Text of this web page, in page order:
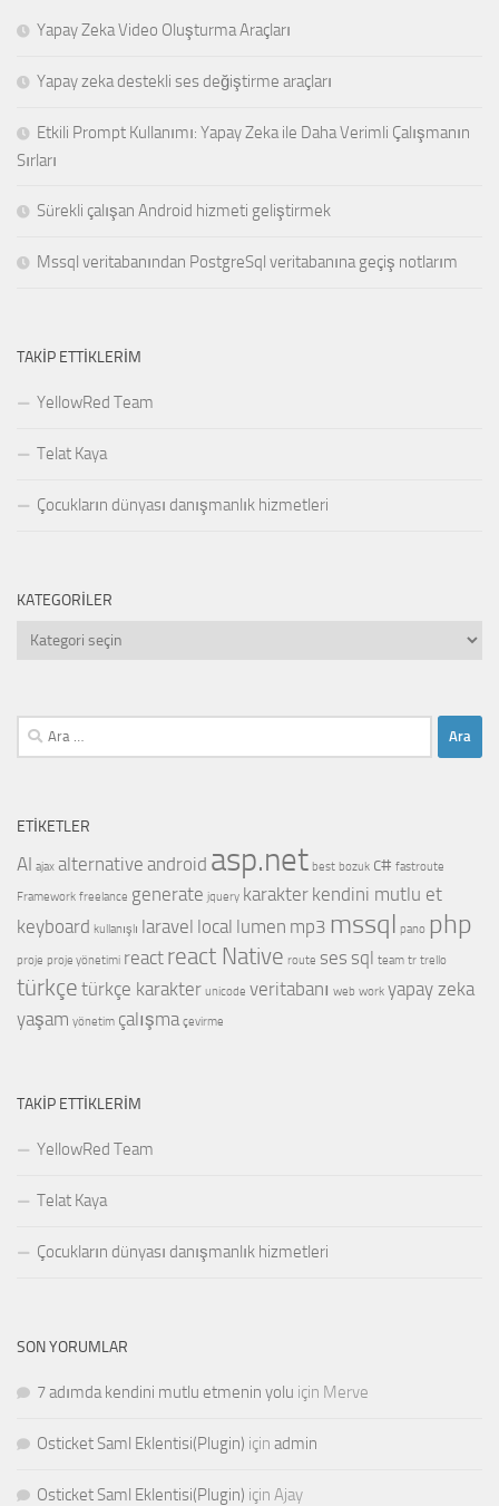
Yapay Zeka Video Oluşturma Araçları
Yapay zeka destekli ses değiştirme araçları
Etkili Prompt Kullanımı: Yapay Zeka ile Daha Verimli Çalışmanın
Sırları
Sürekli çalışan Android hizmeti geliştirmek
Mssql veritabanından PostgreSql veritabanına geçiş notlarım
TAKIP ETTIKLERIM
YellowRed Team
Telat Kaya
Çocukların dünyası danışmanlık hizmetleri
KATEGORILER
Kategoriler
Arama:
ETIKETLER
AI ajax alternative android asp.net best bozuk c# fastroute
Framework freelance generate jquery karakter kendini mutlu et
keyboard kullanışlı laravel local lumen mp3 mssql pano php
proje proje yönetimi react react Native route ses sql team tr trello
türkçe türkçe karakter unicode veritabanı web work yapay zeka
yaşam yönetim çalışma çevirme
TAKIP ETTIKLERIM
YellowRed Team
Telat Kaya
Çocukların dünyası danışmanlık hizmetleri
SON YORUMLAR
7 adımda kendini mutlu etmenin yolu için Merve
Osticket Saml Eklentisi(Plugin) için admin
Osticket Saml Eklentisi(Plugin) için Ajay